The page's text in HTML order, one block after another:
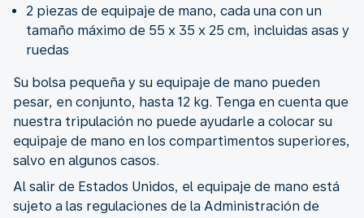
2 piezas de equipaje de mano, cada una con un
tamaño máximo de 55 x 35 x 25 cm, incluidas asas y
ruedas
Su bolsa pequeña y su equipaje de mano pueden
pesar, en conjunto, hasta 12 kg. Tenga en cuenta que
nuestra tripulación no puede ayudarle a colocar su
equipaje de mano en los compartimentos superiores,
salvo en algunos casos.
Al salir de Estados Unidos, el equipaje de mano está
sujeto a las regulaciones de la Administración de